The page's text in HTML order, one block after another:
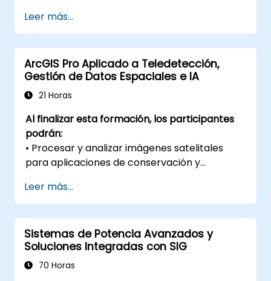
complejo de datos.
Aplicar modelado espacial para resolver
problemas en escenarios reales.
Realizar análisis geoestadístico para una
interpretación avanzada de datos.
Integrar fuentes de datos externas y
espaciales en 3D.
Leer más...
ArcGIS Pro Aplicado a Teledetección,
Gestión de Datos Espaciales e IA
21 Horas
Al finalizar esta formación, los participantes
podrán:
• Procesar y analizar imágenes satelitales
para aplicaciones de conservación y
• Gestionar datos espaciales de forma
estructurada mediante geodatabases en
ArcGIS Pro.
• Consolidar un repositorio institucional de
información geoespacial bajo buenas
prácticas.
Leer más...
Sistemas de Potencia Avanzados y
Soluciones Integradas con SIG
70 Horas